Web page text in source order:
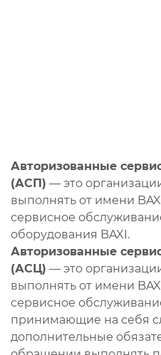
Авторизованные
(АСП) — это
выполнять от имени
сервисное
оборудования BAXI.
Авторизованные
(АСЦ) — это
выполнять от имени
сервисное
принимающие на себя
дополнительные